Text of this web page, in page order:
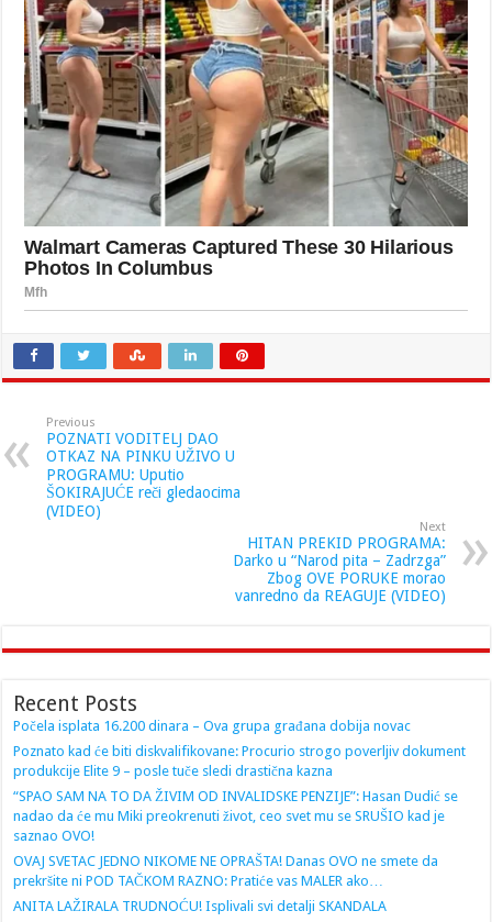
Previous
POZNATI VODITELJ DAO
OTKAZ NA PINKU UŽIVO U
PROGRAMU: Uputio
ŠOKIRAJUĆE reči gledaocima
(VIDEO)
Next
HITAN PREKID PROGRAMA:
Darko u “Narod pita – Zadrzga”
Zbog OVE PORUKE morao
vanredno da REAGUJE (VIDEO)
Recent Posts
Počela isplata 16.200 dinara – Ova grupa građana dobija novac
Poznato kad će biti diskvalifikovane: Procurio strogo poverljiv dokument
produkcije Elite 9 – posle tuče sledi drastična kazna
“SPAO SAM NA TO DA ŽIVIM OD INVALIDSKE PENZIJE”: Hasan Dudić se
nadao da će mu Miki preokrenuti život, ceo svet mu se SRUŠIO kad je
saznao OVO!
OVAJ SVETAC JEDNO NIKOME NE OPRAŠTA! Danas OVO ne smete da
prekršite ni POD TAČKOM RAZNO: Pratiće vas MALER ako…
ANITA LAŽIRALA TRUDNOĆU! Isplivali svi detalji SKANDALA